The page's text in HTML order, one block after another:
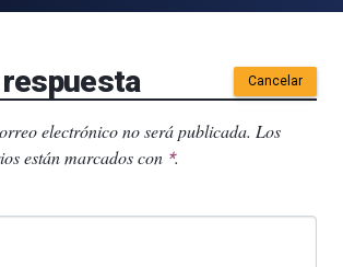
respuesta Cancelar
electrónico no será publicada. Los
están marcados con *.